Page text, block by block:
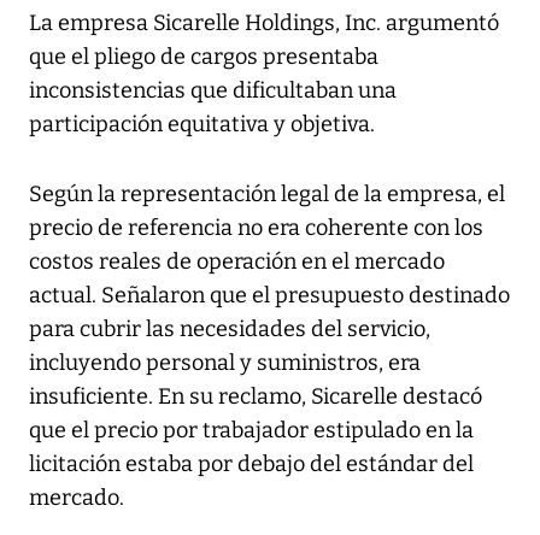
La empresa Sicarelle Holdings, Inc. argumentó
que el pliego de cargos presentaba
inconsistencias que dificultaban una
participación equitativa y objetiva.
Según la representación legal de la empresa, el
precio de referencia no era coherente con los
costos reales de operación en el mercado
actual. Señalaron que el presupuesto destinado
para cubrir las necesidades del servicio,
incluyendo personal y suministros, era
insuficiente. En su reclamo, Sicarelle destacó
que el precio por trabajador estipulado en la
licitación estaba por debajo del estándar del
mercado.